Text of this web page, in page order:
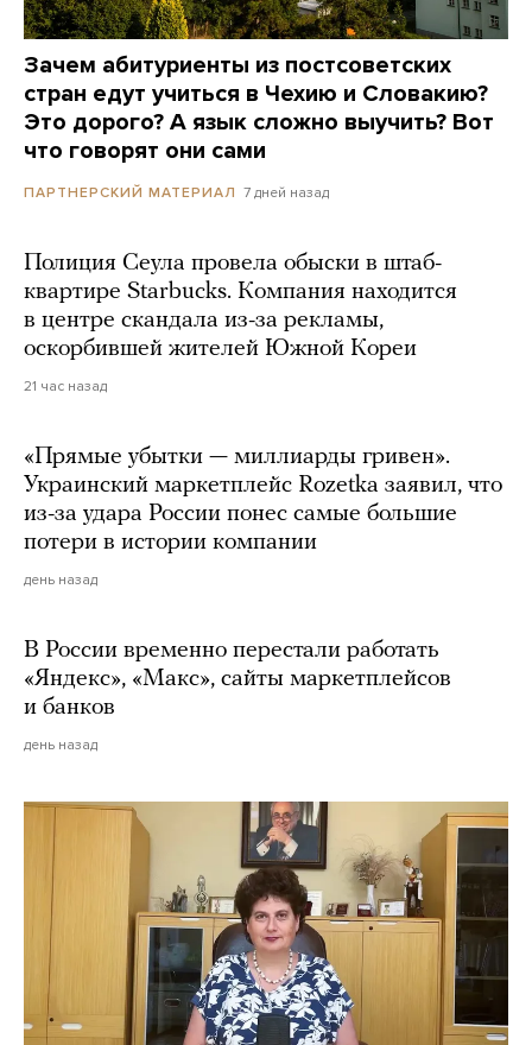
Зачем абитуриенты из постсоветских
стран едут учиться в Чехию и Словакию?
Это дорого? А язык сложно выучить? Вот
что говорят они сами
ПАРТНЕРСКИЙ МАТЕРИАЛ 7 дней назад
Полиция Сеула провела обыски в штаб-
квартире Starbucks. Компания находится
в центре скандала из-за рекламы,
оскорбившей жителей Южной Кореи
21 час назад
«Прямые убытки — миллиарды гривен».
Украинский маркетплейс Rozetka заявил, что
из-за удара России понес самые большие
потери в истории компании
день назад
В России временно перестали работать
«Яндекс», «Макс», сайты маркетплейсов
и банков
день назад